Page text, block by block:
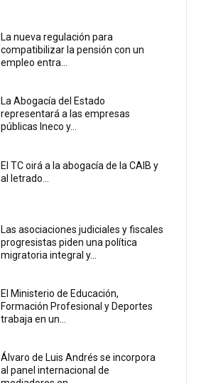
La nueva regulación para
compatibilizar la pensión con un
empleo entra...
La Abogacía del Estado
representará a las empresas
públicas Ineco y...
El TC oirá a la abogacía de la CAIB y
al letrado...
Las asociaciones judiciales y fiscales
progresistas piden una política
migratoria integral y...
El Ministerio de Educación,
Formación Profesional y Deportes
trabaja en un...
Álvaro de Luis Andrés se incorpora
al panel internacional de